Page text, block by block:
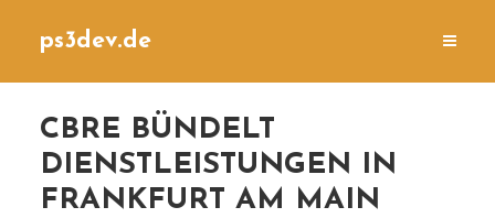
ps3dev.de
CBRE BÜNDELT
DIENSTLEISTUNGEN IN
FRANKFURT AM MAIN